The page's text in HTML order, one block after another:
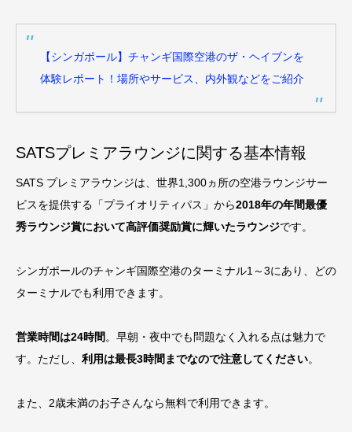
【シンガポール】チャンギ国際空港のザ・ヘイブンを
体験レポート！場所やサービス、内外観などをご紹介
SATSプレミアラウンジに関する基本情報
SATS プレミアラウンジは、世界1,300ヵ所の空港ラウンジサー
ビスを提供する「プライオリティパス」から2018年の年間最優
秀ラウンジ賞において高評価奨励賞に輝いたラウンジです。
シンガポールのチャンギ国際空港のターミナル1～3にあり、どの
ターミナルでも利用できます。
営業時間は24時間 。早朝・夜中でも問題なく入れる点は魅力で
す。ただし、 利用は最長3時間までなので注意してください。
また、2歳未満のお子さんなら無料で利用できます。